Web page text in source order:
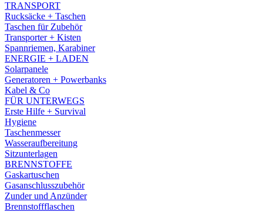
TRANSPORT
Rucksäcke + Taschen
Taschen für Zubehör
Transporter + Kisten
Spannriemen, Karabiner
ENERGIE + LADEN
Solarpanele
Generatoren + Powerbanks
Kabel & Co
FÜR UNTERWEGS
Erste Hilfe + Survival
Hygiene
Taschenmesser
Wasseraufbereitung
Sitzunterlagen
BRENNSTOFFE
Gaskartuschen
Gasanschlusszubehör
Zunder und Anzünder
Brennstoffflaschen